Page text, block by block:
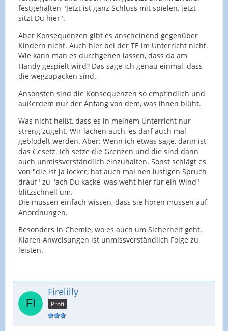
festgehalten "Jetzt ist ganz Schluss mit spielen, jetzt
sitzt Du hier".
Aber Konsequenzen gibt es anscheinend gegenüber
Kindern nicht. Auch hier bei der TE im Unterricht nicht.
Wie kann man es durchgehen lassen, dass da am
Handy gespielt wird? Das sage ich genau einmal, dass
die wegzupacken sind.
Ansonsten sind die Konsequenzen so empfindlich und
außerdem nur der Anfang von dem, was ihnen blüht.
Was nicht heißt, dass es in meinem Unterricht nur
streng zugeht. Wir lachen auch, es darf auch mal
geblödelt werden. Aber: Wenn ich etwas sage, dann ist
das Gesetz. Ich setze die Grenzen und die sind dann
auch unmissverständlich einzuhalten. Sonst schlägt es
von "die ist ja locker, hat auch mal nen lustigen Spruch
drauf" zu "ach Du kacke, was weht hier für ein Wind"
blitzschnell um.
Die müssen einfach wissen, dass sie hören müssen auf
Anordnungen.
Besonders in Chemie, wo es auch um Sicherheit geht.
Klaren Anweisungen ist unmissverständlich Folge zu
leisten.
Firelilly
Profi